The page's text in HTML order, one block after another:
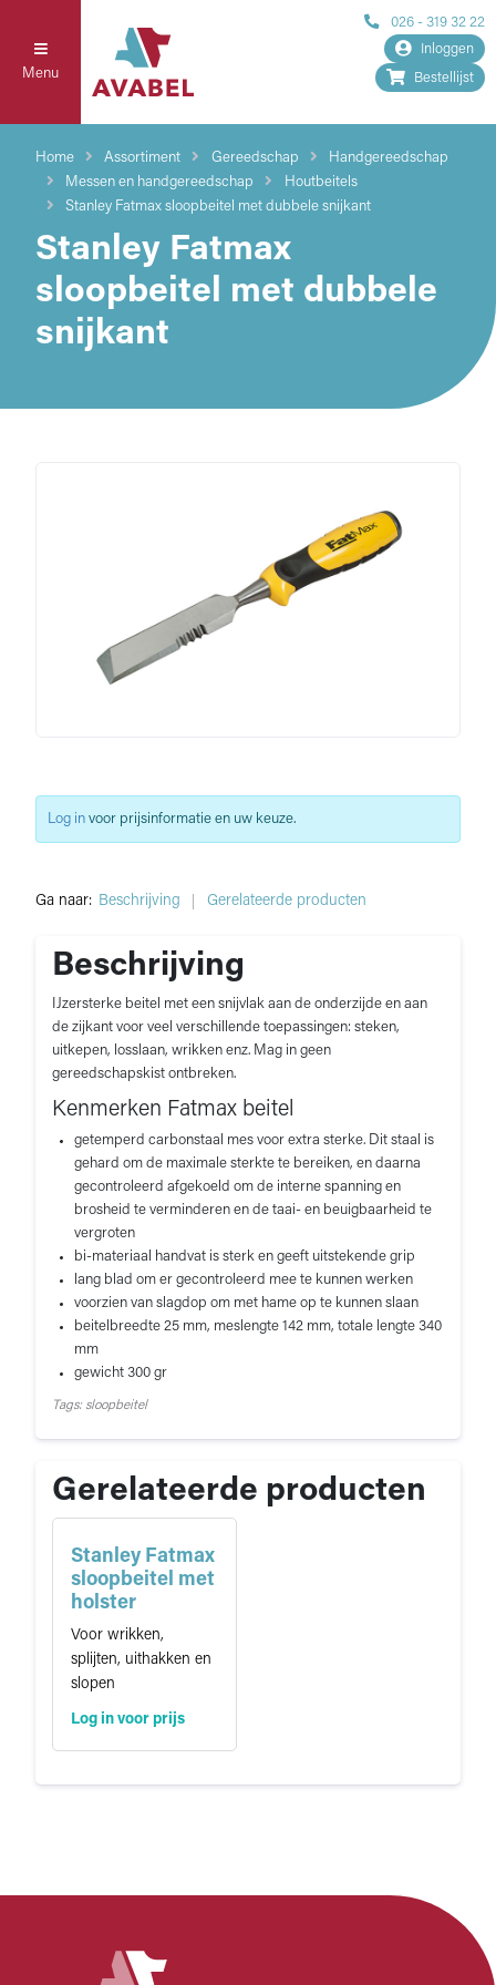
Menu
026 - 319 32 22
Inloggen
Bestellijst
Home Assortiment Gereedschap
Handgereedschap
Messen en handgereedschap
Houtbeitels
Stanley Fatmax sloopbeitel met dubbele snijkant
Stanley Fatmax
sloopbeitel met dubbele
snijkant
Ga naar: Beschrijving Gerelateerde producten
Beschrijving
IJzersterke beitel met een snijvlak aan de onderzijde en aan
de zijkant voor veel verschillende toepassingen: steken,
uitkepen, losslaan, wrikken enz. Mag in geen
gereedschapskist ontbreken.
Kenmerken Fatmax beitel
getemperd carbonstaal mes voor extra sterke. Dit staal is
gehard om de maximale sterkte te bereiken, en daarna
gecontroleerd afgekoeld om de interne spanning en
brosheid te verminderen en de taai- en beuigbaarheid te
vergroten
bi-materiaal handvat is sterk en geeft uitstekende grip
lang blad om er gecontroleerd mee te kunnen werken
voorzien van slagdop om met hame op te kunnen slaan
beitelbreedte 25 mm, meslengte 142 mm, totale lengte 340
mm
gewicht 300 gr
Tags: sloopbeitel
Gerelateerde producten
Stanley Fatmax
sloopbeitel met
holster
Voor wrikken,
splijten, uithakken en
slopen
Log in voor prijs
Log in voor prijsinformatie en uw keuze.